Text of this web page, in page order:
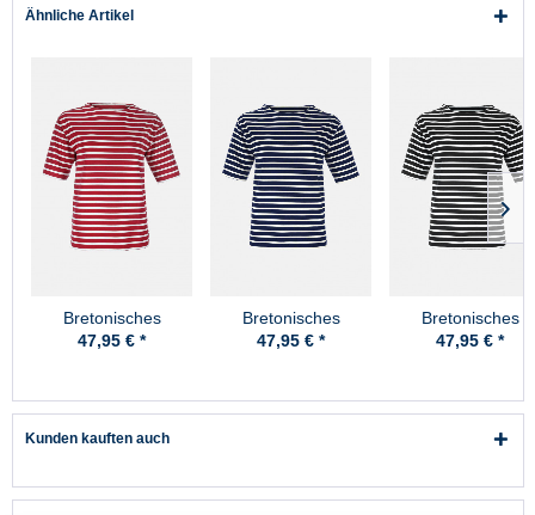
Ähnliche Artikel
Bretonisches
Fischerhemd Damen
47,95 € *
Bretonisches
Fischerhemd Damen
47,95 € *
Bretonisches
Fischerhemd
47,95 € *
Kunden kauften auch